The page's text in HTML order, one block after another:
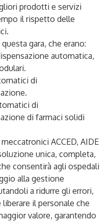
prodotti e servizi
il rispetto delle
gara, che erano:
automatica,
di
di
di farmaci solidi
ACCED, AIDE
unica, completa,
consentirà agli ospedali
alla gestione
a ridurre gli errori,
il personale che
valore, garantendo